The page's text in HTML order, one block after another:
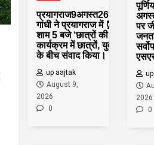
प्रयागराज9अगस्त26*राहुल
गांधी ने प्रयागराज में ⏰
शाम 5 बजे ‘छात्रों की गूंज’
कार्यक्रम में छात्रों, युवाओं
के बीच संवाद किया।
up aajtak
August 9,
2026
0
पर
2026
0